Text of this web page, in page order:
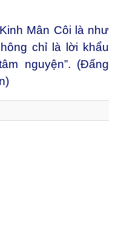
Mân Côi là như
chỉ là lời khẩu
nguyện”. (Đấng